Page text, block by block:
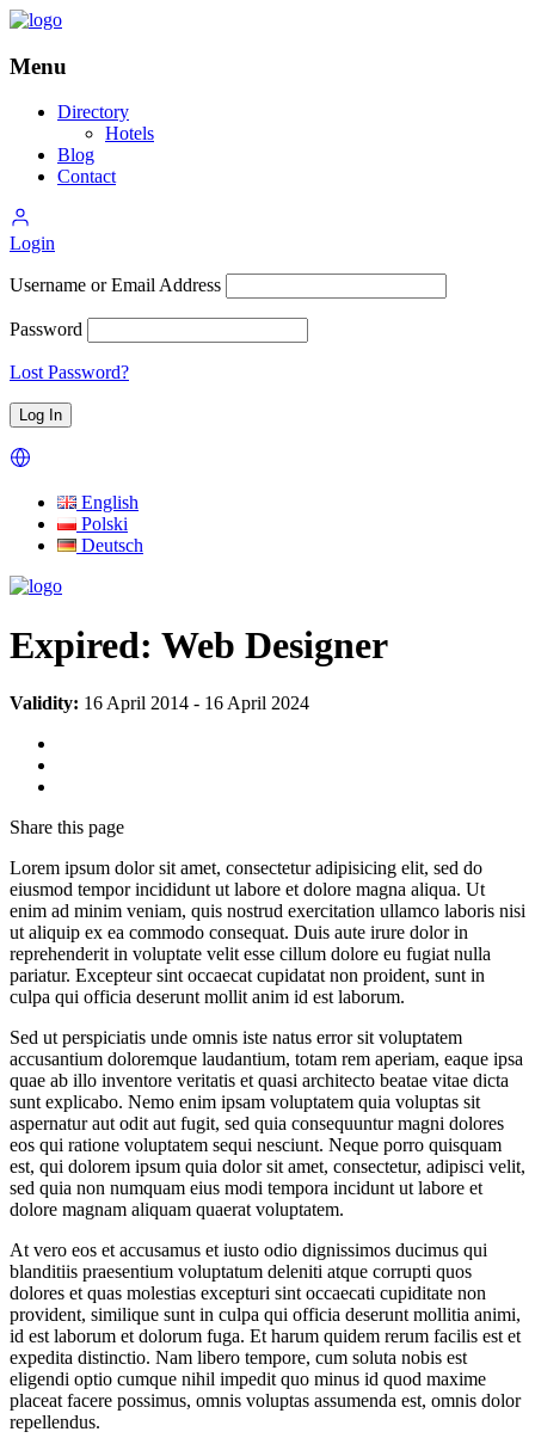
Menu
Directory
Hotels
Blog
Contact
Login
Username or Email Address
Password
Lost Password?
English
Polski
Deutsch
Expired: Web Designer
Validity: 16 April 2014 - 16 April 2024
Share this page
Lorem ipsum dolor sit amet, consectetur adipisicing elit, sed do
eiusmod tempor incididunt ut labore et dolore magna aliqua. Ut
enim ad minim veniam, quis nostrud exercitation ullamco laboris nisi
ut aliquip ex ea commodo consequat. Duis aute irure dolor in
reprehenderit in voluptate velit esse cillum dolore eu fugiat nulla
pariatur. Excepteur sint occaecat cupidatat non proident, sunt in
culpa qui officia deserunt mollit anim id est laborum.
Sed ut perspiciatis unde omnis iste natus error sit voluptatem
accusantium doloremque laudantium, totam rem aperiam, eaque ipsa
quae ab illo inventore veritatis et quasi architecto beatae vitae dicta
sunt explicabo. Nemo enim ipsam voluptatem quia voluptas sit
aspernatur aut odit aut fugit, sed quia consequuntur magni dolores
eos qui ratione voluptatem sequi nesciunt. Neque porro quisquam
est, qui dolorem ipsum quia dolor sit amet, consectetur, adipisci velit,
sed quia non numquam eius modi tempora incidunt ut labore et
dolore magnam aliquam quaerat voluptatem.
At vero eos et accusamus et iusto odio dignissimos ducimus qui
blanditiis praesentium voluptatum deleniti atque corrupti quos
dolores et quas molestias excepturi sint occaecati cupiditate non
provident, similique sunt in culpa qui officia deserunt mollitia animi,
id est laborum et dolorum fuga. Et harum quidem rerum facilis est et
expedita distinctio. Nam libero tempore, cum soluta nobis est
eligendi optio cumque nihil impedit quo minus id quod maxime
placeat facere possimus, omnis voluptas assumenda est, omnis dolor
repellendus.